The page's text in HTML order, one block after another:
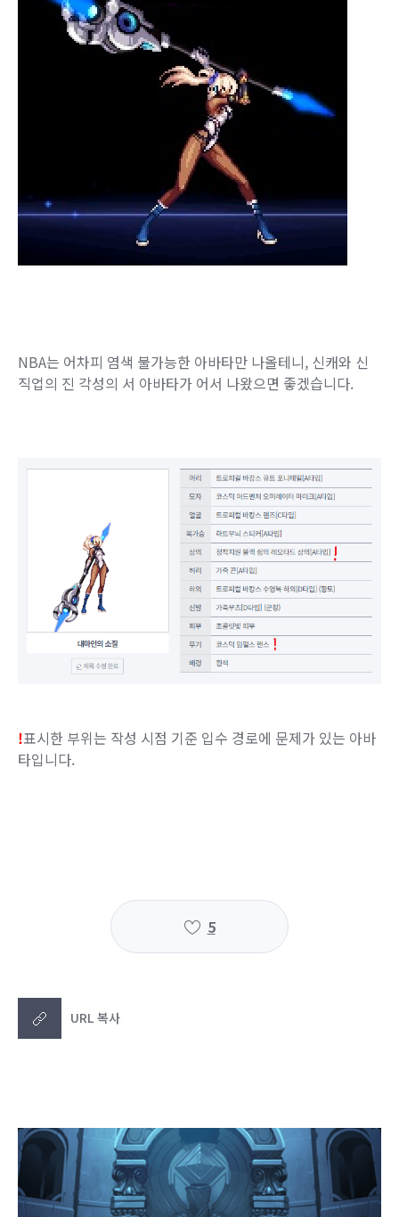
NBA는 어차피 염색 불가능한 아바타만 나올테니, 신캐와 신
직업의 진 각성의 서 아바타가 어서 나왔으면 좋겠습니다.
!표시한 부위는 작성 시점 기준 입수 경로에 문제가 있는 아바
타입니다.
5
URL 복사